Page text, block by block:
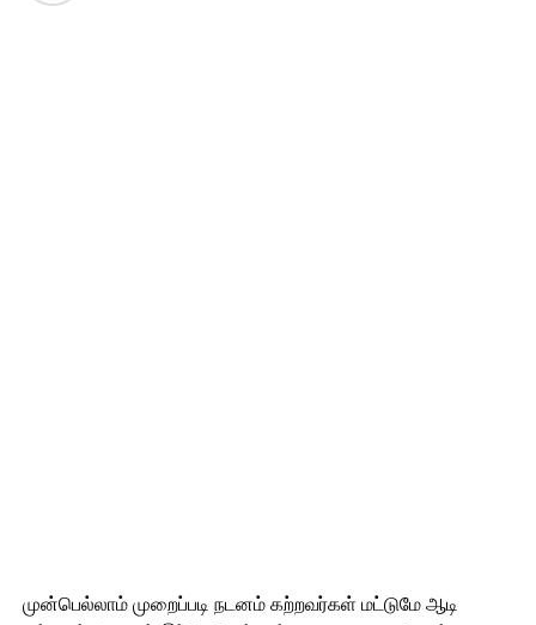
முன்பெல்லாம் முறைப்படி நடனம் கற்றவர்கள் மட்டுமே ஆடி